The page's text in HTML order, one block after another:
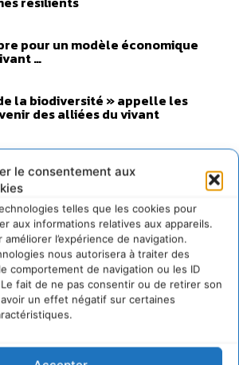
le consentement aux
telles que les cookies pour
aux informations relatives aux appareils.
l’expérience de navigation.
nous autorisera à traiter des
comportement de navigation ou les ID
fait de ne pas consentir ou de retirer son
un effet négatif sur certaines
pour un modèle économique
…
de la biodiversité » appelle les
des alliées du vivant
a perdu sa mémoire
tout le territoire (2020-2026)
Suivre